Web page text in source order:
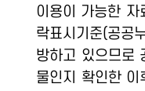
이용이 가능한 자
락표시기준(공공
방하고 있으므로
물인지 확인한 이